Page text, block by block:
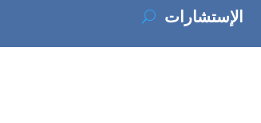
الإستشارات